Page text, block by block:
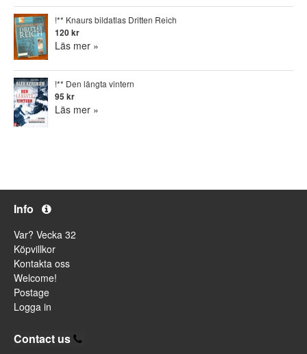
!** Knaurs bildatlas Dritten Reich
120 kr
Läs mer »
!** Den längta vintern
95 kr
Läs mer »
Info
Var? Vecka 32
Köpvillkor
Kontakta oss
Welcome!
Postage
Logga in
Contact us